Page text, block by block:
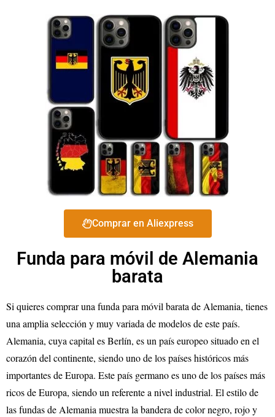
Comprar en Aliexpress
Funda para móvil de Alemania
barata
Si quieres comprar una funda para móvil barata de Alemania, tienes
una amplia selección y muy variada de modelos de este país.
Alemania, cuya capital es Berlín, es un país europeo situado en el
corazón del continente, siendo uno de los países históricos más
importantes de Europa. Este país germano es uno de los países más
ricos de Europa, siendo un referente a nivel industrial. El estilo de
las fundas de Alemania muestra la bandera de color negro, rojo y